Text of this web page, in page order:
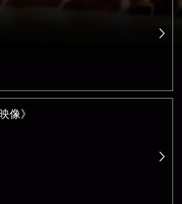
像》